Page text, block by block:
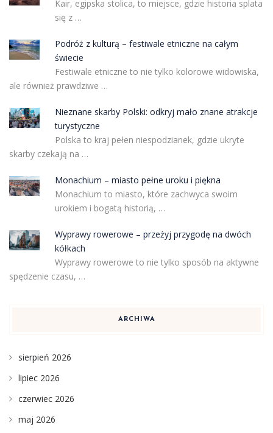
Kair, egipska stolica, to miejsce, gdzie historia splata
się z …
Podróż z kulturą – festiwale etniczne na całym
świecie
Festiwale etniczne to nie tylko kolorowe widowiska,
ale również prawdziwe …
Nieznane skarby Polski: odkryj mało znane atrakcje
turystyczne
Polska to kraj pełen niespodzianek, gdzie ukryte
skarby czekają na …
Monachium – miasto pełne uroku i piękna
Monachium to miasto, które zachwyca swoim
urokiem i bogatą historią, …
Wyprawy rowerowe – przeżyj przygodę na dwóch
kółkach
Wyprawy rowerowe to nie tylko sposób na aktywne
spędzenie czasu, …
ARCHIWA
sierpień 2026
lipiec 2026
czerwiec 2026
maj 2026